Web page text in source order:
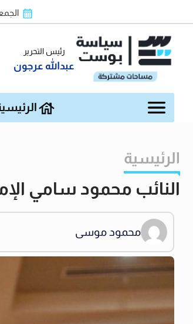
الجمعة، 7
رئيس التحرير
عبدالله عرجون
الرئيسية
النائب محمود سامي
محمود موسى